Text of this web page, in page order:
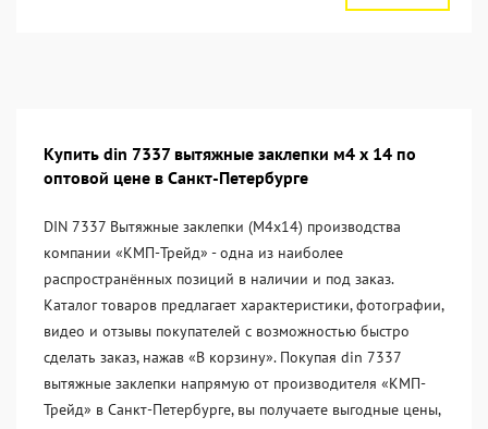
Купить din 7337 вытяжные заклепки м4 х 14 по
оптовой цене в Санкт-Петербурге
DIN 7337 Вытяжные заклепки (М4х14) производства
компании «KМП-Трейд» - одна из наиболее
распространённых позиций в наличии и под заказ.
Каталог товаров предлагает характеристики, фотографии,
видео и отзывы покупателей с возможностью быстро
сделать заказ, нажав «В корзину». Покупая din 7337
вытяжные заклепки напрямую от производителя «KМП-
Трейд» в Санкт-Петербурге, вы получаете выгодные цены,